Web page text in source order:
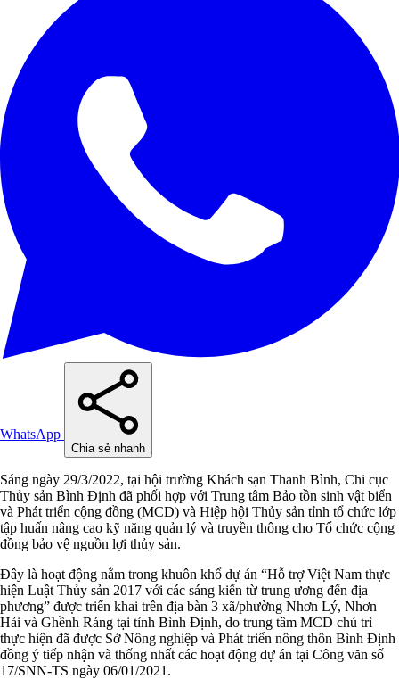
WhatsApp
Chia sẻ nhanh
Sáng ngày 29/3/2022, tại hội trường Khách sạn Thanh Bình, Chi cục
Thủy sản Bình Định đã phối hợp với Trung tâm Bảo tồn sinh vật biển
và Phát triển cộng đồng (MCD) và Hiệp hội Thủy sản tỉnh tổ chức lớp
tập huấn nâng cao kỹ năng quản lý và truyền thông cho Tổ chức cộng
đồng bảo vệ nguồn lợi thủy sản.
Đây là hoạt động nằm trong khuôn khổ dự án “Hỗ trợ Việt Nam thực
hiện Luật Thủy sản 2017 với các sáng kiến từ trung ương đến địa
phương” được triển khai trên địa bàn 3 xã/phường Nhơn Lý, Nhơn
Hải và Ghềnh Ráng tại tỉnh Bình Định, do trung tâm MCD chủ trì
thực hiện đã được Sở Nông nghiệp và Phát triển nông thôn Bình Định
đồng ý tiếp nhận và thống nhất các hoạt động dự án tại Công văn số
17/SNN-TS ngày 06/01/2021.